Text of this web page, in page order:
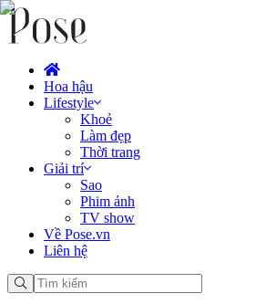
Hoa hậu
Lifestyle
Khoẻ
Làm đẹp
Thời trang
Giải trí
Sao
Phim ảnh
TV show
Về Pose.vn
Liên hệ